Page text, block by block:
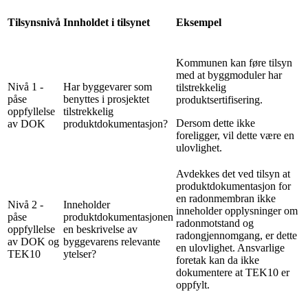
Tilsynsnivå Innholdet i tilsynet Eksempel
Nivå 1 -
påse
oppfyllelse
av DOK
Har byggevarer som
benyttes i prosjektet
tilstrekkelig
produktdokumentasjon?
Kommunen kan føre tilsyn
med at byggmoduler har
tilstrekkelig
produktsertifisering.
Dersom dette ikke
foreligger, vil dette være en
ulovlighet.
Nivå 2 -
påse
oppfyllelse
av DOK og
TEK10
Inneholder
produktdokumentasjonen
en beskrivelse av
byggevarens relevante
ytelser?
Avdekkes det ved tilsyn at
produktdokumentasjon for
en radonmembran ikke
inneholder opplysninger om
radonmotstand og
radongjennomgang, er dette
en ulovlighet. Ansvarlige
foretak kan da ikke
dokumentere at TEK10 er
oppfylt.